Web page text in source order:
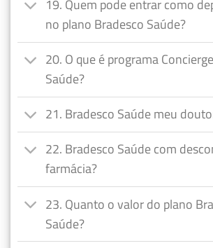
19. Quem pode entrar como
no plano Bradesco Saúde?
20. O que é programa
Saúde?
21. Bradesco Saúde meu
22. Bradesco Saúde com
farmácia?
23. Quanto o valor do plano
Saúde?